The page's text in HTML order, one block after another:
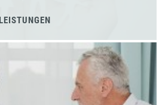
LEISTUNGEN